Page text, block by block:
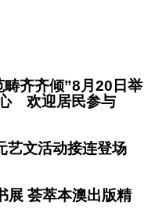
畴齐齐倾”8月20日举
欢迎居民参与
艺文活动接连登场
展 荟萃本澳出版精